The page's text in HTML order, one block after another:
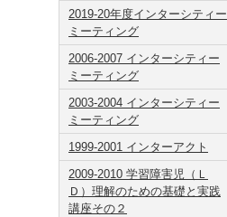
2019-20年度インターシティー
ミーティング
2006-2007 インターシティー
ミーティング
2003-2004 インターシティー
ミーティング
1999-2001 インターアクト
2009-2010 学習障害児（Ｌ
Ｄ）理解のための基礎と実践
講座その２